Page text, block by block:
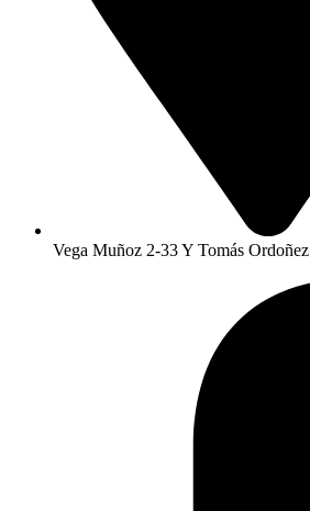
Vega Muñoz 2-33 Y Tomás Ordoñez